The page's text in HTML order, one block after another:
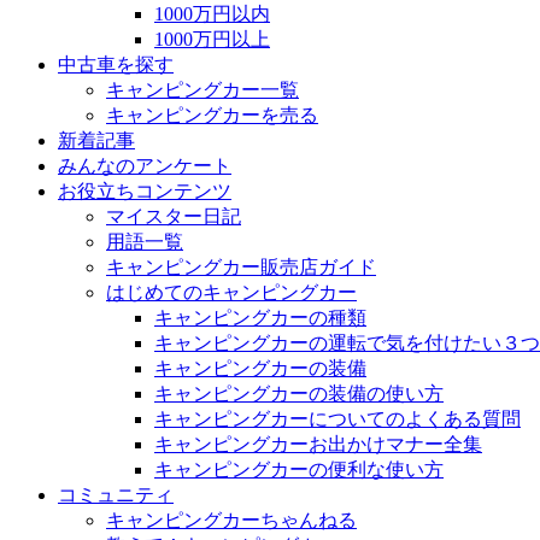
1000万円以内
1000万円以上
中古車を探す
キャンピングカー一覧
キャンピングカーを売る
新着記事
みんなのアンケート
お役立ちコンテンツ
マイスター日記
用語一覧
キャンピングカー販売店ガイド
はじめてのキャンピングカー
キャンピングカーの種類
キャンピングカーの運転で気を付けたい３
キャンピングカーの装備
キャンピングカーの装備の使い方
キャンピングカーについてのよくある質問
キャンピングカーお出かけマナー全集
キャンピングカーの便利な使い方
コミュニティ
キャンピングカーちゃんねる